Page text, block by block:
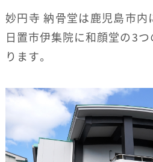
妙円寺 納骨堂は鹿児島市内
日置市伊集院に和顔堂の3
ります。